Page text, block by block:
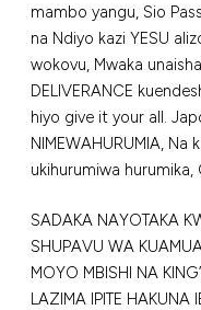
mambo yangu, Sio
na Ndiyo kazi YESU
wokovu, Mwaka
DELIVERANCE
hiyo give it your all.
NIMEWAHURUMIA,
ukihurumiwa hurumika,
SADAKA NAYOTAKA
SHUPAVU WA
MOYO MBISHI NA
LAZIMA IPITE HAKUNA